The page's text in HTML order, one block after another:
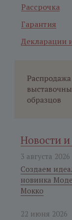
Рассрочка
Гарантия
Декларации
Новости
3 августа 2026
Создаем
новинка
Мокко
22 июня 2026